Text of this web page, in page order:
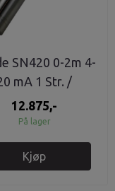
SN420 0-2m 4-
mA 1 Str. /
SN420 0-
2M 4
12.875,-
På lager
Kjøp